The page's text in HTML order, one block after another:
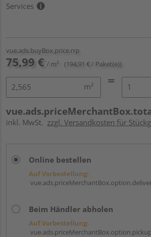
Services
vue.ads.buyBox.price.rrp
75,99 € / m² (194,91 € / Paket(e))
m²
inkl. MwSt. zzgl. Versandkosten für
Online bestellen
Auf Vorbestellung:
Beim Händler abholen
Auf Vorbestellung: